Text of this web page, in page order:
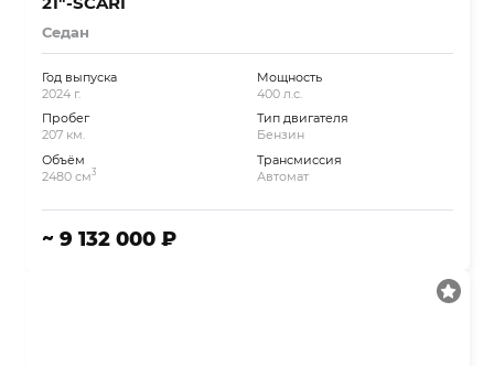
Седан
Год выпуска
2024 г.
Пробег
207 км.
Объём
2480 см3
Мощность
400 л.с.
Тип двигателя
Бензин
Трансмиссия
Автомат
~ 9 132 000 ₽